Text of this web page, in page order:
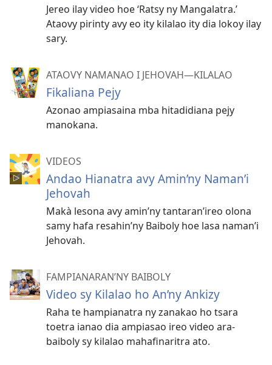
Jereo ilay video hoe ‘Ratsy ny Mangalatra.’
Ataovy pirinty avy eo ity kilalao ity dia lokoy ilay
sary.
ATAOVY NAMANAO I JEHOVAH​—KILALAO
Fikaliana Pejy
Azonao ampiasaina mba hitadidiana pejy
manokana.
VIDEOS
Andao Hianatra avy Amin’ny Naman’i
Jehovah
Makà lesona avy amin’ny tantaran’ireo olona
samy hafa resahin’ny Baiboly hoe lasa naman’i
Jehovah.
FAMPIANARAN’NY BAIBOLY
Video sy Kilalao ho An’ny Ankizy
Raha te hampianatra ny zanakao ho tsara
toetra ianao dia ampiasao ireo video ara-
baiboly sy kilalao mahafinaritra ato.